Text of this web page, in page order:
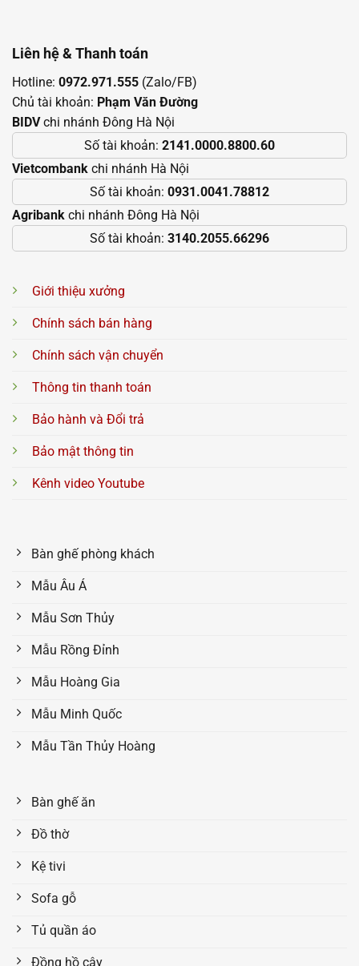
Liên hệ & Thanh toán
Hotline: 0972.971.555 (Zalo/FB)
Chủ tài khoản: Phạm Văn Đường
BIDVchi nhánh Đông Hà Nội
Số tài khoản: 2141.0000.8800.60
Vietcombank chi nhánh Hà Nội
Số tài khoản: 0931.0041.78812
Agribank chi nhánh Đông Hà Nội
Số tài khoản: 3140.2055.66296
Giới thiệu xưởng
Chính sách bán hàng
Chính sách vận chuyển
Thông tin thanh toán
Bảo hành và Đổi trả
Bảo mật thông tin
Kênh video Youtube
Bàn ghế phòng khách
Mẫu Âu Á
Mẫu Sơn Thủy
Mẫu Rồng Đỉnh
Mẫu Hoàng Gia
Mẫu Minh Quốc
Mẫu Tần Thủy Hoàng
Bàn ghế ăn
Đồ thờ
Kệ tivi
Sofa gỗ
Tủ quần áo
Đồng hồ cây